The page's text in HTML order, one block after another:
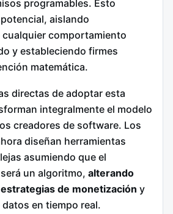
programables. Esto
aislando
comportamiento
y estableciendo firmes
matemática.
directas de adoptar esta
integralmente el modelo
creadores de software. Los
diseñan herramientas
asumiendo que el
un algoritmo, alterando
de monetización y
en tiempo real.